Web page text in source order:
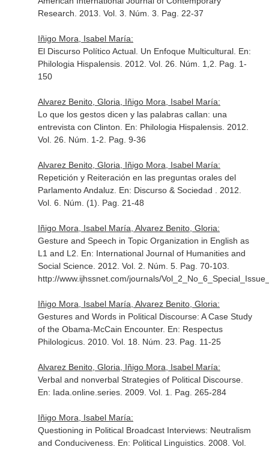
Research . 2013. Vol. 3. Núm. 3. Pag. 22-37
Iñigo Mora, Isabel María:
El Discurso Político Actual. Un Enfoque Multicultural. En:
Philologia Hispalensis. 2012. Vol. 26. Núm. 1,2. Pag. 1-
150
Alvarez Benito, Gloria, Iñigo Mora, Isabel María:
Lo que los gestos dicen y las palabras callan: una
entrevista con Clinton. En: Philologia Hispalensis. 2012.
Vol. 26. Núm. 1-2. Pag. 9-36
Alvarez Benito, Gloria, Iñigo Mora, Isabel María:
Repetición y Reiteración en las preguntas orales del
Parlamento Andaluz. En: Discurso & Sociedad
. 2012.
Vol. 6. Núm. (1). Pag. 21-48
Iñigo Mora, Isabel María, Alvarez Benito, Gloria:
Gesture and Speech in Topic Organization in English as
L1 and L2. En: International Journal of Humanities and
Social Science. 2012. Vol. 2. Núm. 5. Pag. 70-103.
http://www.ijhssnet.com/journals/
Iñigo Mora, Isabel María, Alvarez Benito, Gloria:
Gestures and Words in Political Discourse: A Case Study
of the Obama-McCain Encounter. En: Respectus
Philologicus. 2010. Vol. 18. Núm. 23. Pag. 11-25
Alvarez Benito, Gloria, Iñigo Mora, Isabel María:
Verbal and nonverbal Strategies of Political Discourse.
En: Iada.online.series. 2009. Vol. 1. Pag. 265-284
Iñigo Mora, Isabel María:
Questioning in Political Broadcast Interviews: Neutralism
and Conduciveness. En: Political Linguistics. 2008. Vol.